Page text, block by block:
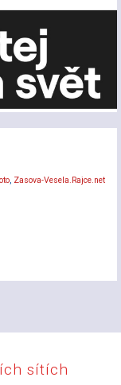
, Zasova-Vesela.Rajce.net
sítích